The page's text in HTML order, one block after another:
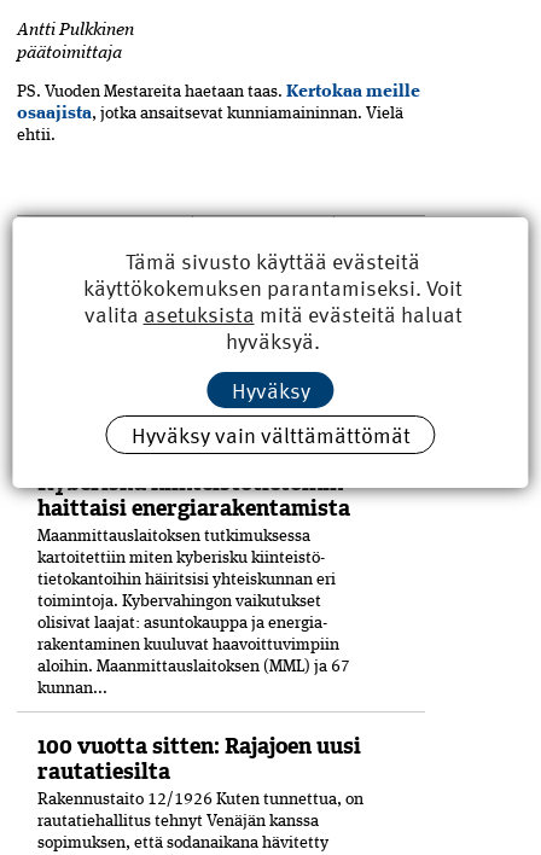
Antti Pulkkinen
päätoimittaja
PS. Vuoden Mestareita haetaan taas. Kertokaa meille
osaajista, jotka ansaitsevat kunniamaininnan. Vielä
ehtii.
pääkirjoitus,
Pohjois-Karjala,
rakennusala,RKL
artikkeli
LUE MYÖS
Kyberisku kiinteistötietoihin
haittaisi energiarakentamista
Maanmittauslaitoksen tutkimuksessa
kartoitettiin miten kyberisku kiinteistö­
tietokantoihin häiritsisi yhteiskunnan eri
toimintoja. Kyber­vahingon vaikutukset
olisivat laajat: asuntokauppa ja energia­
rakentaminen kuuluvat haavoittuvimpiin
aloihin. Maanmittauslaitoksen (MML) ja 67
kunnan...
100 vuotta sitten: Rajajoen uusi
rautatiesilta
Rakennustaito 12/1926 Kuten tunnettua, on
rautatiehallitus tehnyt Venäjän kanssa
sopimuksen, että sodanaikana hävitetty
Tämä sivusto käyttää evästeitä
käyttökokemuksen parantamiseksi. Voit
valita asetuksista mitä evästeitä haluat
hyväksyä.
Hyväksy
Hyväksy vain välttämättömät